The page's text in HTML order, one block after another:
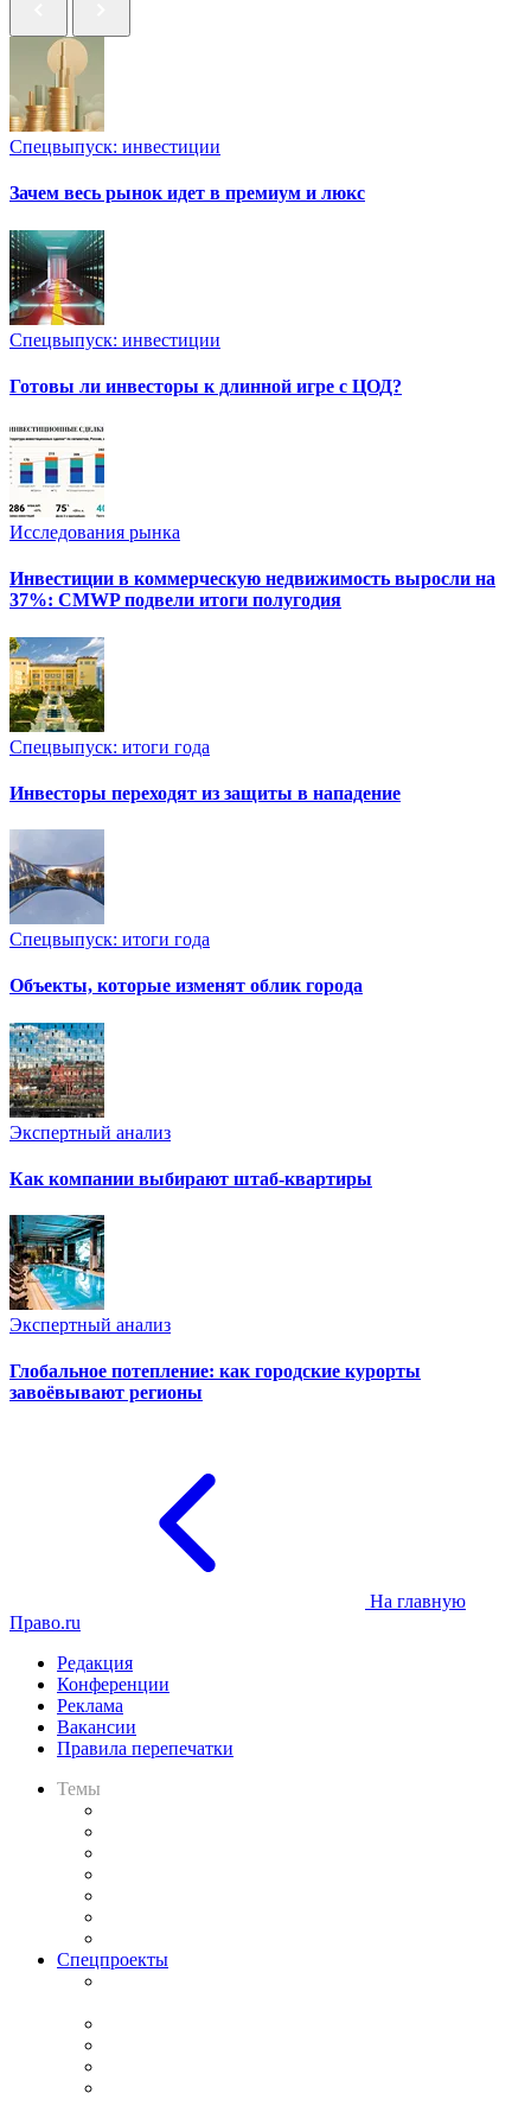
Спецвыпуск: инвестиции
Зачем весь рынок идет в премиум и люкс
Спецвыпуск: инвестиции
Готовы ли инвесторы к длинной игре с ЦОД?
Исследования рынка
Инвестиции в коммерческую недвижимость выросли на
37%: CMWP подвели итоги полугодия
Спецвыпуск: итоги года
Инвесторы переходят из защиты в нападение
Спецвыпуск: итоги года
Объекты, которые изменят облик города
Экспертный анализ
Как компании выбирают штаб-квартиры
Экспертный анализ
Глобальное потепление: как городские курорты
завоёвывают регионы
На главную
Право.ru
Редакция
Конференции
Реклама
Вакансии
Правила перепечатки
Темы
Спецпроекты